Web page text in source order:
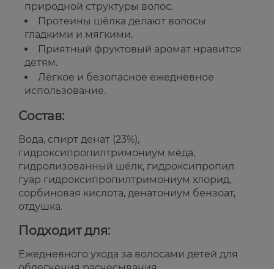
природной структуры волос.
Протеины шёлка делают волосы
гладкими и мягкими.
Приятный фруктовый аромат нравится
детям.
Лёгкое и безопасное ежедневное
использование.
Состав:
Вода, спирт денат (23%),
гидроксипропилтримониум мёда,
гидролизованный шёлк, гидроксипропил
гуар гидроксипропилтримониум хлорид,
сорбиновая кислота, денатониум бензоат,
отдушка.
Подходит для:
Ежедневного ухода за волосами детей для